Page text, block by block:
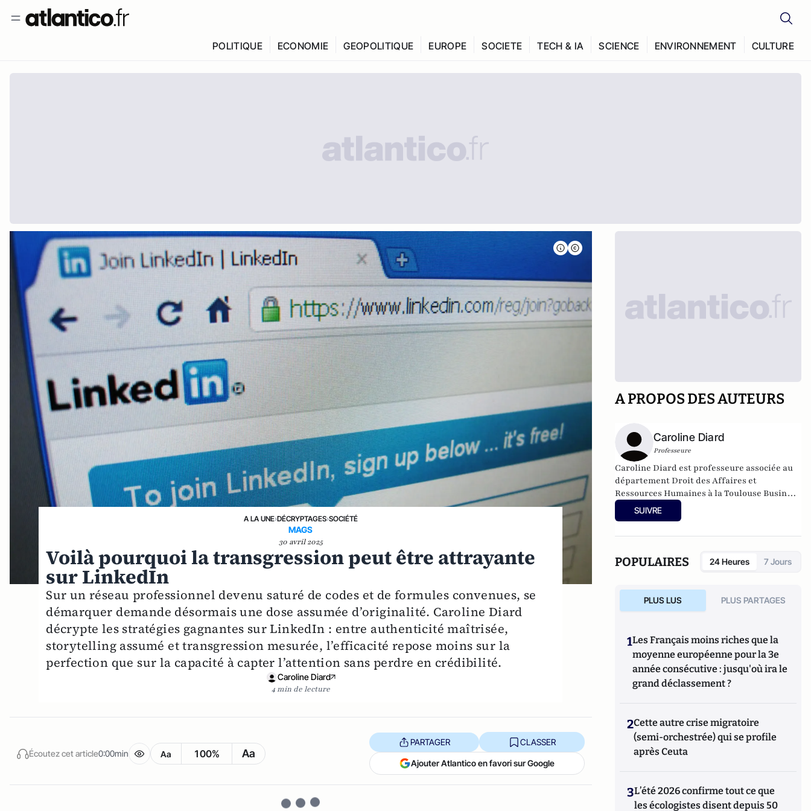
POLITIQUE ECONOMIE GEOPOLITIQUE EUROPE SOCIETE TECH & IA SCIENCE ENVIRONNEMENT CULTURE
A LA UNE›DÉCRYPTAGES›SOCIÉTÉ
MAGS
30 avril 2025
Voilà pourquoi la transgression peut être attrayante
sur LinkedIn
Sur un réseau professionnel devenu saturé de codes et de formules convenues, se
démarquer demande désormais une dose assumée d’originalité. Caroline Diard
décrypte les stratégies gagnantes sur LinkedIn : entre authenticité maîtrisée,
storytelling assumé et transgression mesurée, l’efficacité repose moins sur la
perfection que sur la capacité à capter l’attention sans perdre en crédibilité.
Caroline Diard
4 min de lecture
Écoutez cet article0:00min Aa 100% Aa
PARTAGER CLASSER
Ajouter Atlantico en favori sur Google
A PROPOS DES AUTEURS
Caroline Diard
Professeure
Caroline Diard est professeure associée au
département Droit des Affaires et
Ressources Humaines à la Toulouse Business
School (TBS Education).
SUIVRE
POPULAIRES 24 Heures 7 Jours
PLUS LUS PLUS PARTAGES
1Les Français moins riches que la
moyenne européenne pour la 3e
année consécutive : jusqu'où ira le
grand déclassement ?
2Cette autre crise migratoire
(semi-orchestrée) qui se profile
après Ceuta
3L’été 2026 confirme tout ce que
les écologistes disent depuis 50